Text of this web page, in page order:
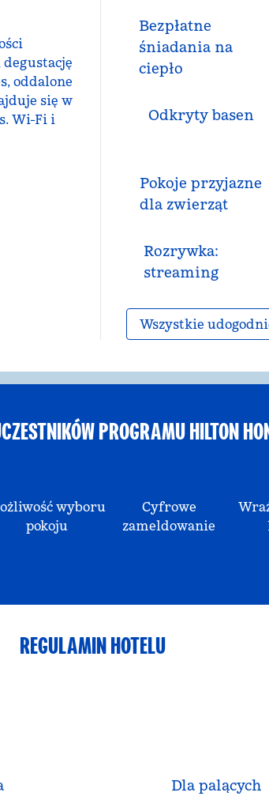
oddalone
się w
Wi-Fi i
Bezpłatne
śniadania na
ciepło
Odkryty basen
Pokoje przyjazne
dla zwierząt
Rozrywka:
streaming
Wszystkie
PROGRAMU HILTON
wyboru
pokoju
Cyfrowe
zameldowanie
REGULAMIN HOTELU
Dla palących